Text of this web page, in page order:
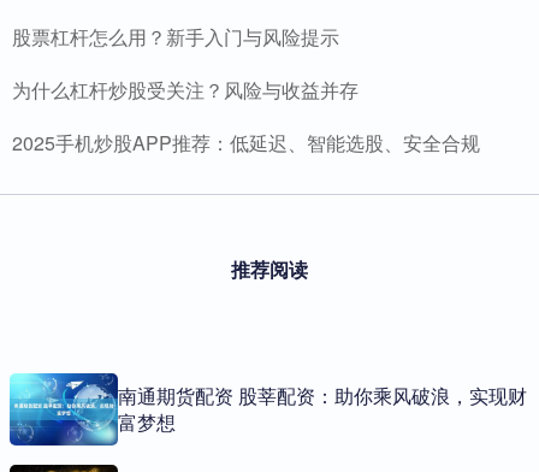
股票杠杆怎么用？新手入门与风险提示
为什么杠杆炒股受关注？风险与收益并存
2025手机炒股APP推荐：低延迟、智能选股、安全合规
推荐阅读
南通期货配资 股莘配资：助你乘风破浪，实现财
富梦想